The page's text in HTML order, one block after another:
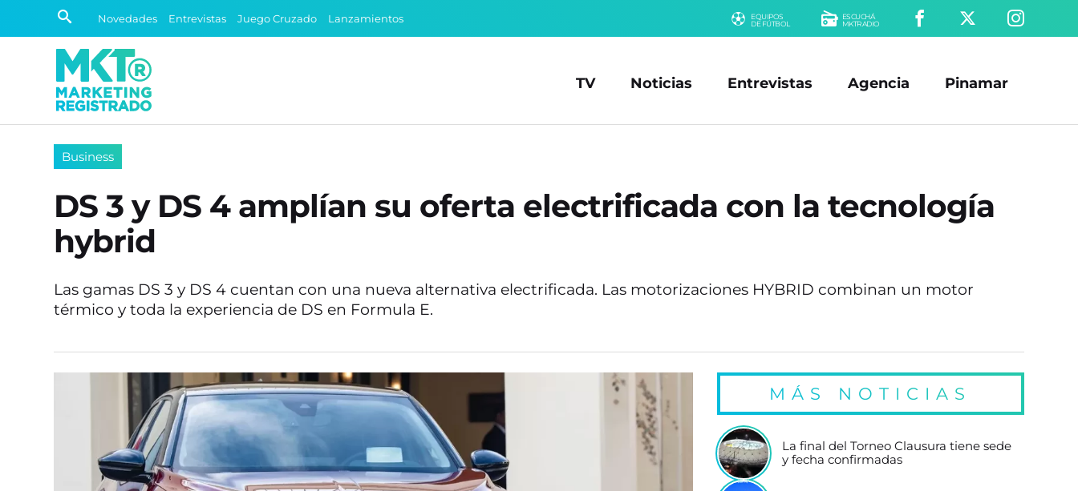
Novedades Entrevistas Juego Cruzado Lanzamientos
EQUIPOS
DE FÚTBOL
ESCUCHÁ
MKTRADIO
TV Noticias Entrevistas Agencia Pinamar
Business
DS 3 y DS 4 amplían su oferta electrificada con la tecnología
hybrid
Las gamas DS 3 y DS 4 cuentan con una nueva alternativa electrificada. Las motorizaciones HYBRID combinan un motor
térmico y toda la experiencia de DS en Formula E.
MÁS NOTICIAS
La final del Torneo Clausura tiene sede
y fecha confirmadas